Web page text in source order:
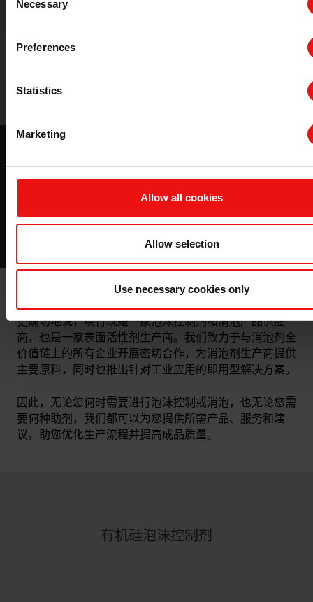
Selection
Necessary
Preferences
Statistics
Marketing
Allow all cookies
Allow selection
Use necessary cookies only
你需要知道的关于硅胶技术的一切。
阅读
更确切地说，埃肯既是一家泡沫控制剂和消泡产品供应
商，也是一家表面活性剂生产商。我们致力于与消泡剂全
价值链上的所有企业开展密切合作，为消泡剂生产商提供
主要原料，同时也推出针对工业应用的即用型解决方案。
因此，无论您何时需要进行泡沫控制或消泡，也无论您需
要何种助剂，我们都可以为您提供所需产品、服务和建
议，助您优化生产流程并提高成品质量。
有机硅泡沫控制剂